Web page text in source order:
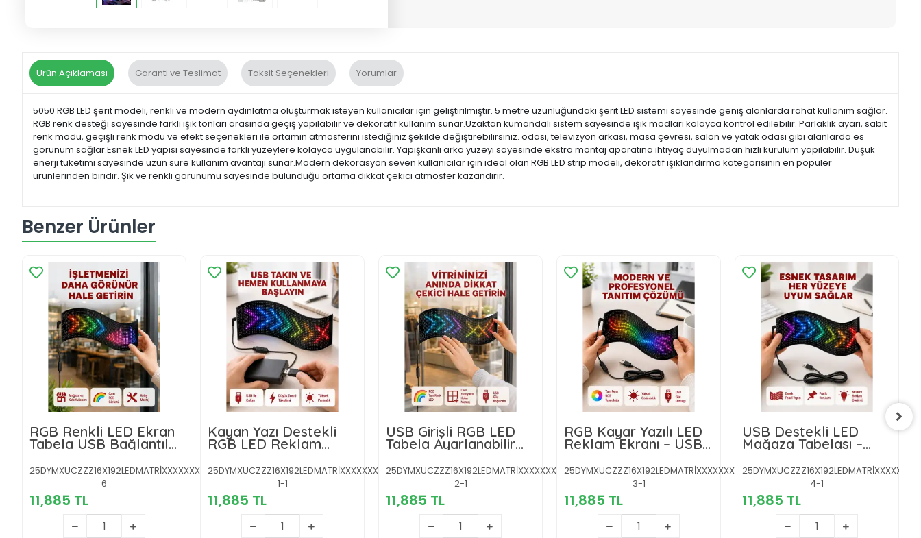
Ürün Açıklaması Garanti ve Teslimat Taksit Seçenekleri Yorumlar
5050 RGB LED şerit modeli, renkli ve modern aydınlatma oluşturmak isteyen kullanıcılar için geliştirilmiştir. 5 metre uzunluğundaki şerit LED sistemi sayesinde geniş alanlarda rahat kullanım sağlar.
RGB renk desteği sayesinde farklı ışık tonları arasında geçiş yapılabilir ve dekoratif kullanım sunar.Uzaktan kumandalı sistem sayesinde ışık modları kolayca kontrol edilebilir. Parlaklık ayarı, sabit
renk modu, geçişli renk modu ve efekt seçenekleri ile ortamın atmosferini istediğiniz şekilde değiştirebilirsiniz. odası, televizyon arkası, masa çevresi, salon ve yatak odası gibi alanlarda es
görünüm sağlar.Esnek LED yapısı sayesinde farklı yüzeylere kolayca uygulanabilir. Yapışkanlı arka yüzeyi sayesinde ekstra montaj aparatına ihtiyaç duyulmadan hızlı kurulum yapılabilir. Düşük
enerji tüketimi sayesinde uzun süre kullanım avantajı sunar.Modern dekorasyon seven kullanıcılar için ideal olan RGB LED strip modeli, dekoratif ışıklandırma kategorisinin en popüler
ürünlerinden biridir. Şık ve renkli görünümü sayesinde bulunduğu ortama dikkat çekici atmosfer kazandırır.
Benzer Ürünler
RGB Renkli LED Ekran
Tabela USB Bağlantılı
ve Kayan Yazı Destekli
25DYMXUCZZZ16X192LEDMATRİXXXXXXXXY-
6
11,885 TL
Kayan Yazı Destekli
RGB LED Reklam
Kurulumlu
25DYMXUCZZZ16X192LEDMATRİXXXXXXXXY-
1-1
11,885 TL
USB Girişli RGB LED
Tabela Ayarlanabilir
Parlaklık ve Kayan
Yazı Özellikli
25DYMXUCZZZ16X192LEDMATRİXXXXXXXXY-
2-1
11,885 TL
RGB Kayar Yazılı LED
Reklam Ekranı – USB
Tasarım
25DYMXUCZZZ16X192LEDMATRİXXXXXXXXY-
3-1
11,885 TL
USB Destekli LED
Mağaza Tabelası –
Renkli RGB Kayan Yazı
Paneli
4-1
11,885 TL